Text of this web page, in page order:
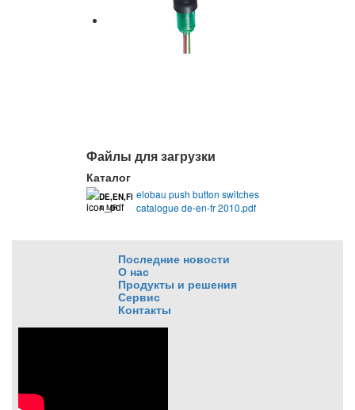
Файлы для загрузки
Каталог
DE,EN,FR
4 MB
elobau push button switches
catalogue de-en-fr 2010.pdf
Последние новости
О нас
Продукты и решения
Сервис
Контакты